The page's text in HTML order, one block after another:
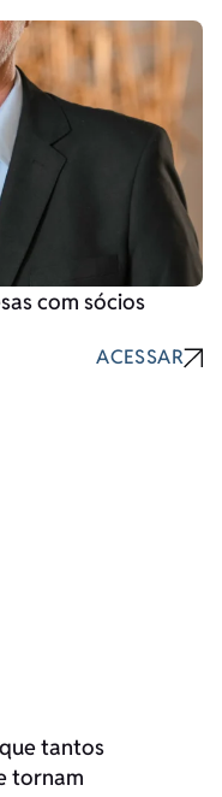
com sócios
ACESSAR
tantos
tornam